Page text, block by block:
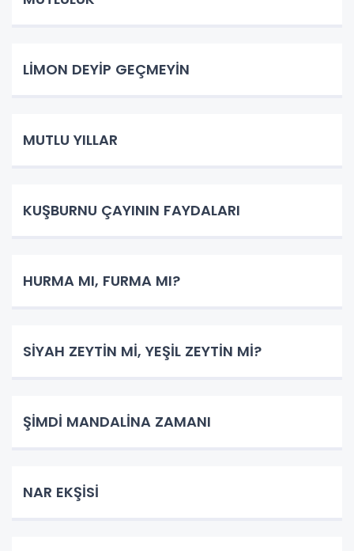
LİMON DEYİP GEÇMEYİN
MUTLU YILLAR
KUŞBURNU ÇAYININ FAYDALARI
HURMA MI, FURMA MI?
SİYAH ZEYTİN Mİ, YEŞİL ZEYTİN Mİ?
ŞİMDİ MANDALİNA ZAMANI
NAR EKŞİSİ